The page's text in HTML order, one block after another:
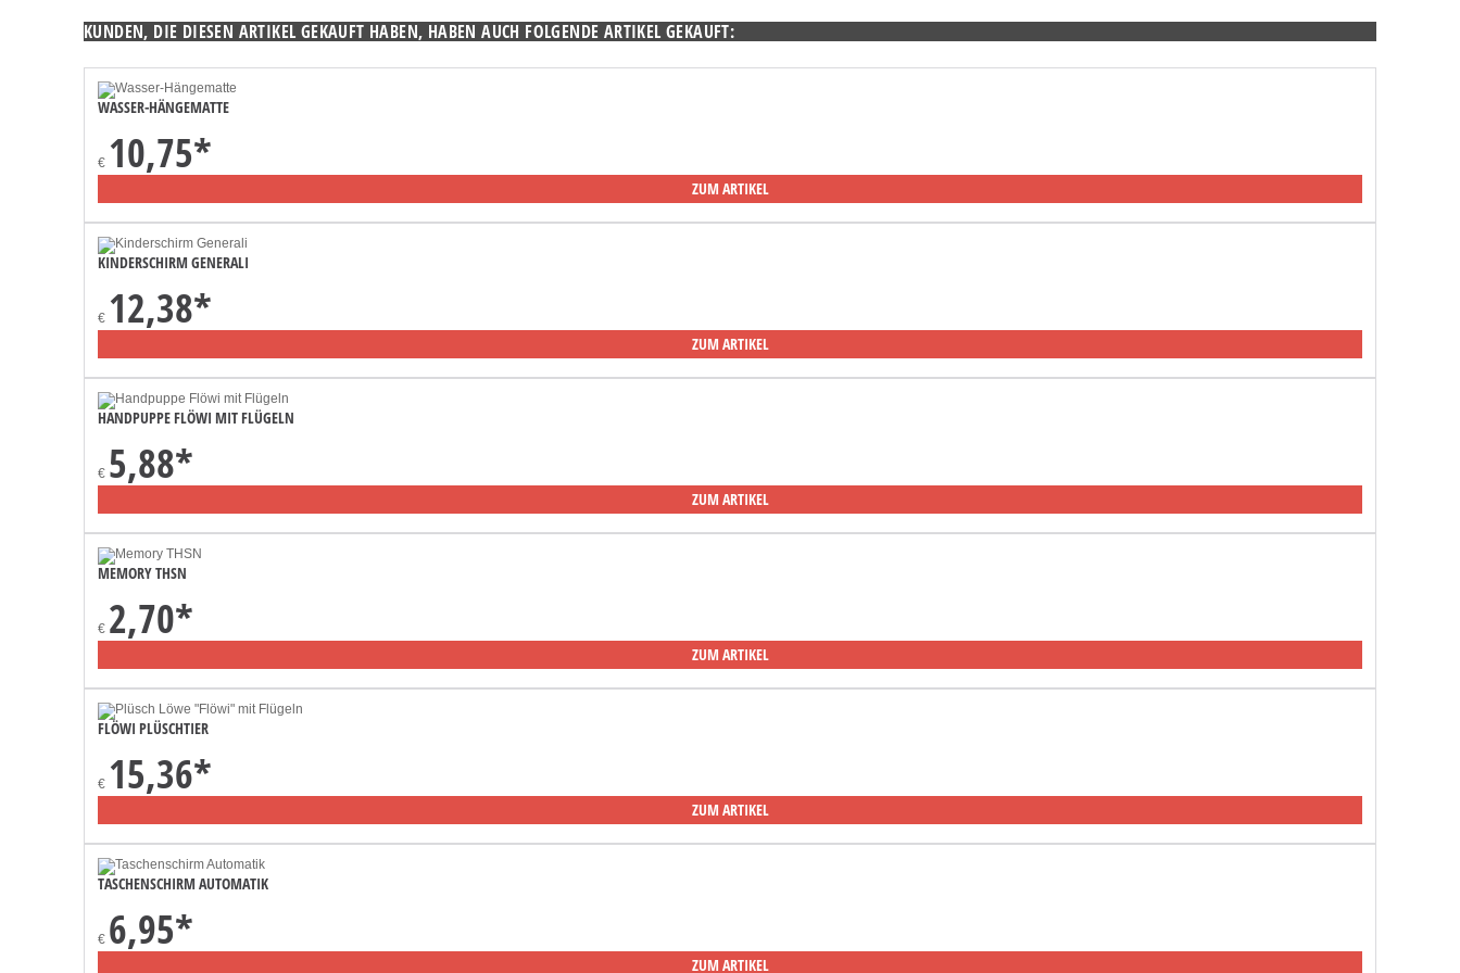
KUNDEN, DIE DIESEN ARTIKEL GEKAUFT HABEN, HABEN AUCH FOLGENDE ARTIKEL GEKAUFT:
WASSER-HÄNGEMATTE
€ 10,75*
ZUM ARTIKEL
KINDERSCHIRM GENERALI
€ 12,38*
ZUM ARTIKEL
HANDPUPPE FLÖWI MIT FLÜGELN
€ 5,88*
ZUM ARTIKEL
MEMORY THSN
€ 2,70*
ZUM ARTIKEL
FLÖWI PLÜSCHTIER
€ 15,36*
ZUM ARTIKEL
TASCHENSCHIRM AUTOMATIK
€ 6,95*
ZUM ARTIKEL